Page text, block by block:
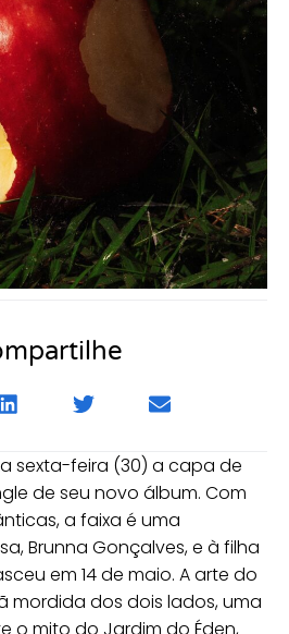
sexta-feira (30) a capa de
de seu novo álbum. Com
a faixa é uma
Brunna Gonçalves, e à filha
em 14 de maio. A arte do
mordida dos dois lados, uma